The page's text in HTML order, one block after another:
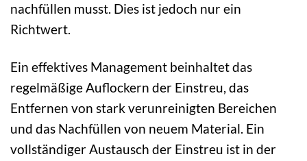
nachfüllen musst. Dies ist jedoch nur ein
Richtwert.
Ein effektives Management beinhaltet das
regelmäßige Auflockern der Einstreu, das
Entfernen von stark verunreinigten Bereichen
und das Nachfüllen von neuem Material. Ein
vollständiger Austausch der Einstreu ist in der